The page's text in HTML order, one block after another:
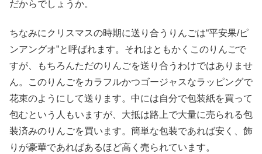
だからでしょうか。
ちなみにクリスマスの時期に送り合うりんごは“平安果/ピ
ンアングオ”と呼ばれます。それはともかくこのりんごで
すが、もちろんただのりんごを送り合うわけではありませ
ん。このりんごをカラフルかつゴージャスなラッピングで
花束のようにして送ります。中には自分で包装紙を買って
包むという人もいますが、大抵は路上で大量に売られる包
装済みのりんごを買います。簡単な包装であれば安く、飾
りが豪華であればあるほど高く売られています。